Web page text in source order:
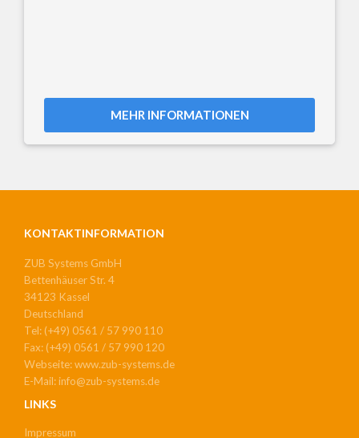
MEHR INFORMATIONEN
KONTAKTINFORMATION
ZUB Systems GmbH
Bettenhäuser Str. 4
34123 Kassel
Deutschland
Tel: (+49) 0561 / 57 990 110
Fax: (+49) 0561 / 57 990 120
Webseite: www.zub-systems.de
E-Mail: info@zub-systems.de
LINKS
Impressum